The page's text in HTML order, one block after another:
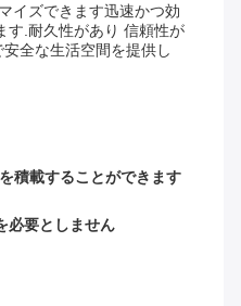
イズできます迅速かつ効
す.耐久性があり 信頼性が
全な生活空間を提供し
積載することができます
必要としません